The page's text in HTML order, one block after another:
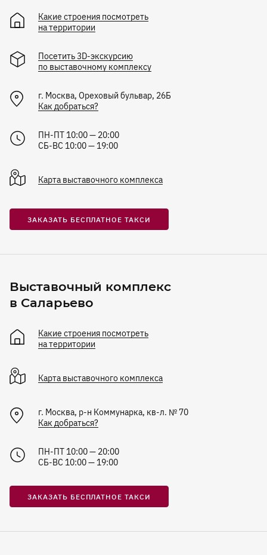
Какие строения посмотреть
на территории
Посетить 3D-экскурсию
по выставочному комплексу
г. Москва, Ореховый бульвар, 26Б
Как добраться?
ПН-ПТ 10:00 — 20:00
СБ-ВС 10:00 — 19:00
Карта выставочного комплекса
ЗАКАЗАТЬ БЕСПЛАТНОЕ ТАКСИ
Выставочный комплекс
в Саларьево
Какие строения посмотреть
на территории
Карта выставочного комплекса
г. Москва, р-н Коммунарка, кв-л. № 70
Как добраться?
ПН-ПТ 10:00 — 20:00
СБ-ВС 10:00 — 19:00
ЗАКАЗАТЬ БЕСПЛАТНОЕ ТАКСИ